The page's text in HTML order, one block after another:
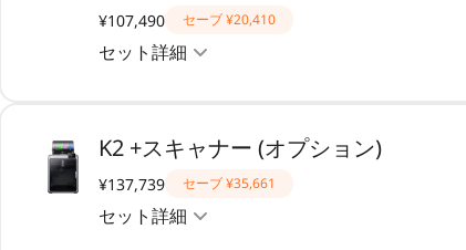
¥107,490 セーブ¥20,410
セット詳細
K2 +スキャナー (オプション)
¥137,739 セーブ¥35,661
セット詳細